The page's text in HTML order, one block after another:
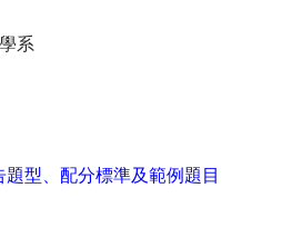
系
題型、配分標準及範例題目